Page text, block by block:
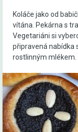
Koláče jako od
vítána. Pekárna s
Vegetariáni si
připravená nabídka
rostlinným mlékem.